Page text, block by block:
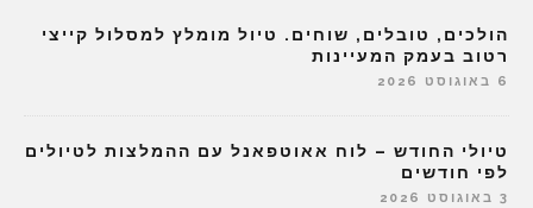
הולכים, טובלים, שוחים. טיול מומלץ למסלול קייצי
רטוב בעמק המעיינות
6 באוגוסט 2026
טיולי החודש – לוח אאוטפאנל עם ההמלצות לטיולים
לפי חודשים
3 באוגוסט 2026